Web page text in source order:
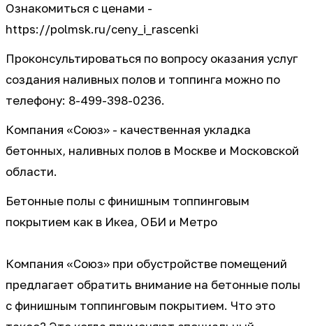
Ознакомиться с ценами -
https://polmsk.ru/ceny_i_rascenki
Проконсультироваться по вопросу оказания услуг
создания наливных полов и топпинга можно по
телефону: 8-499-398-0236.
Компания «Союз» - качественная укладка
бетонных, наливных полов в Москве и Московской
области.
Бетонные полы с финишным топпинговым
покрытием как в Икеа, ОБИ и Метро
Компания «Союз» при обустройстве помещений
предлагает обратить внимание на бетонные полы
с финишным топпинговым покрытием. Что это